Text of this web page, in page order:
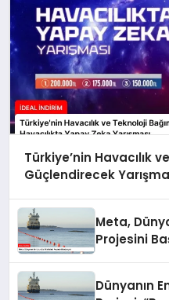
Türkiye’nin Havacılık
Güçlendirecek
Meta,
Projesini
Dünyanın